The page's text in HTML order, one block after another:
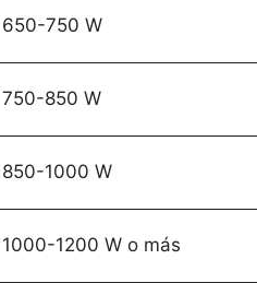
650-750 W
750-850 W
850-1000 W
1000-1200 W o más